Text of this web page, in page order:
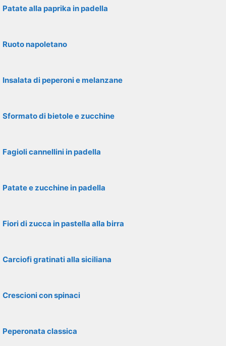
Patate alla paprika in padella
Ruoto napoletano
Insalata di peperoni e melanzane
Sformato di bietole e zucchine
Fagioli cannellini in padella
Patate e zucchine in padella
Fiori di zucca in pastella alla birra
Carciofi gratinati alla siciliana
Crescioni con spinaci
Peperonata classica